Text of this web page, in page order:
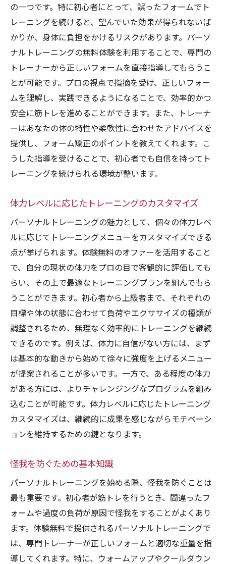
の一つです。特に初心者にとって、誤ったフォームでト
レーニングを続けると、望んでいた効果が得られないば
かりか、身体に負担をかけるリスクがあります。パーソ
ナルトレーニングの無料体験を利用することで、専門の
トレーナーから正しいフォームを直接指導してもらうこ
とが可能です。プロの視点で指摘を受け、正しいフォー
ムを理解し、実践できるようになることで、効率的かつ
安全に筋トレを進めることができます。また、トレーナ
ーはあなたの体の特性や柔軟性に合わせたアドバイスを
提供し、フォーム矯正のポイントを教えてくれます。こ
うした指導を受けることで、初心者でも自信を持ってト
レーニングを続けられる環境が整います。
体力レベルに応じたトレーニングのカスタマイズ
パーソナルトレーニングの魅力として、個々の体力レベ
ルに応じてトレーニングメニューをカスタマイズできる
点が挙げられます。体験無料のオファーを活用すること
で、自分の現状の体力をプロの目で客観的に評価しても
らい、その上で最適なトレーニングプランを組んでもら
うことができます。初心者から上級者まで、それぞれの
目標や体の状態に合わせて負荷やエクササイズの種類が
調整されるため、無理なく効率的にトレーニングを継続
できるのです。例えば、体力に自信がない方には、まず
は基本的な動きから始めて徐々に強度を上げるメニュー
が提案されることが多いです。一方で、ある程度の体力
がある方には、よりチャレンジングなプログラムを組み
込むことが可能です。体力レベルに応じたトレーニング
カスタマイズは、継続的に成果を感じながらモチベーシ
ョンを維持するための鍵となります。
怪我を防ぐための基本知識
パーソナルトレーニングを始める際、怪我を防ぐことは
最も重要です。初心者が筋トレを行うとき、間違ったフ
ォームや過度の負荷が原因で怪我をすることがよくあり
ます。体験無料で提供されるパーソナルトレーニングで
は、専門トレーナーが正しいフォームと適切な重量を指
導してくれます。特に、ウォームアップやクールダウン